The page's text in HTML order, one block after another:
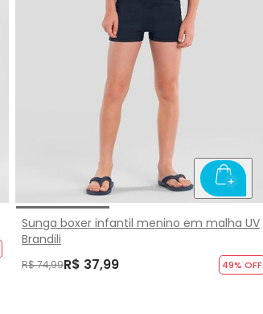
Sunga boxer infantil menino em malha UV
Brandili
R$ 74,99R$ 37,99 49% OFF